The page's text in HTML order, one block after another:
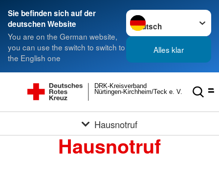
Sie befinden sich auf der
deutschen Website
You are on the German website,
you can use the switch to switch to
the English one
Sprache wechseln zu
Alles klar
Nürtingen-Kirchheim/Teck e. V.
DRK-Kreisverband
Hausnotruf
Hausnotruf